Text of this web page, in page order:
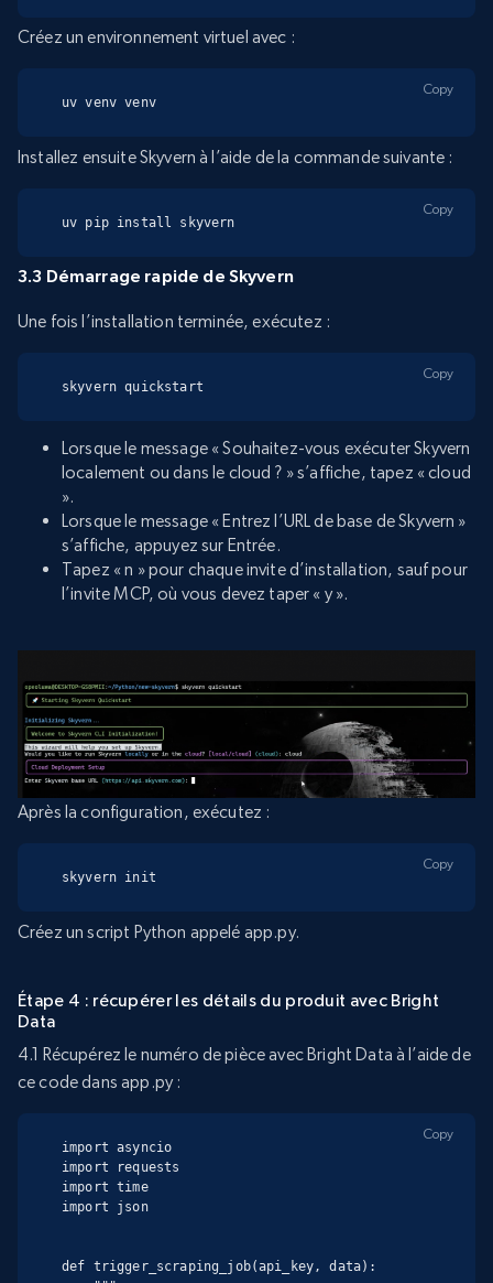
Créez un environnement virtuel avec :
uv venv venv
Copy
Installez ensuite Skyvern à l’aide de la commande suivante :
uv pip install skyvern
Copy
3.3 Démarrage rapide de Skyvern
Une fois l’installation terminée, exécutez :
skyvern quickstart
Copy
Lorsque le message « Souhaitez-vous exécuter Skyvern
localement ou dans le cloud ? » s’affiche, tapez « cloud
».
Lorsque le message « Entrez l’URL de base de Skyvern »
s’affiche, appuyez sur Entrée.
Tapez « n » pour chaque invite d’installation, sauf pour
l’invite MCP, où vous devez taper « y ».
Après la configuration, exécutez :
skyvern init
Copy
Créez un script Python appelé app.py.
Étape 4 : récupérer les détails du produit avec Bright
Data
4.1 Récupérez le numéro de pièce avec Bright Data à l’aide de
ce code dans app.py :
import asyncio
import requests
import time
import json
def trigger_scraping_job(api_key, data):
Copy